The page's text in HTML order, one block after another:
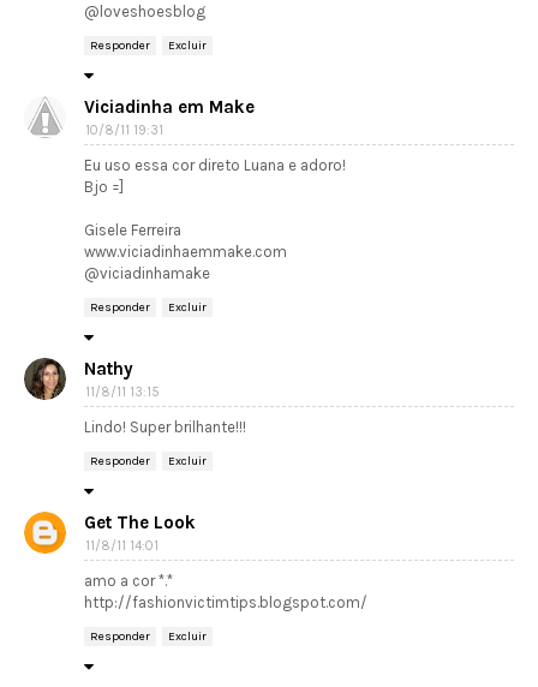
@loveshoesblog
Responder Excluir
Viciadinha em Make
10/8/11 19:31
Eu uso essa cor direto Luana e adoro!
Bjo =]
Gisele Ferreira
www.viciadinhaemmake.com
@viciadinhamake
Responder Excluir
Nathy
11/8/11 13:15
Lindo! Super brilhante!!!
Responder Excluir
Get The Look
11/8/11 14:01
amo a cor *.*
http://fashionvictimtips.blogspot.com/
Responder Excluir